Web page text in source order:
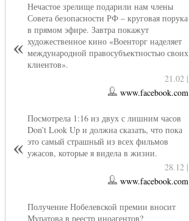
Нечастое зрелище подарили нам члены
Совета безопасности РФ – круговая порука
в прямом эфире. Завтра покажут
художественное кино «Военторг наделяет
международной правосубъектностью своих
клиентов».
21.02 |
www.facebook.com
Посмотрела 1:16 из двух с лишним часов
Don’t Look Up и должна сказать, что пока
это самый страшный из всех фильмов
ужасов, которые я видела в жизни.
28.12 |
www.facebook.com
Получение Нобелевской премии вносит
Муратова в реестр иноагентов?